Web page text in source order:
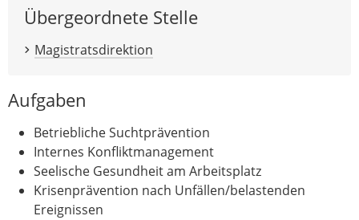
Übergeordnete Stelle
Magistratsdirektion
Aufgaben
Betriebliche Suchtprävention
Internes Konfliktmanagement
Seelische Gesundheit am Arbeitsplatz
Krisenprävention nach Unfällen/belastenden
Ereignissen